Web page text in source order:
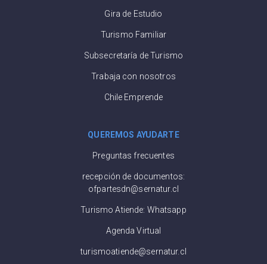
Gira de Estudio
Turismo Familiar
Subsecretaría de Turismo
Trabaja con nosotros
Chile Emprende
QUEREMOS AYUDARTE
Preguntas frecuentes
recepción de documentos:
ofpartesdn@sernatur.cl
Turismo Atiende: Whatsapp
Agenda Virtual
turismoatiende@sernatur.cl